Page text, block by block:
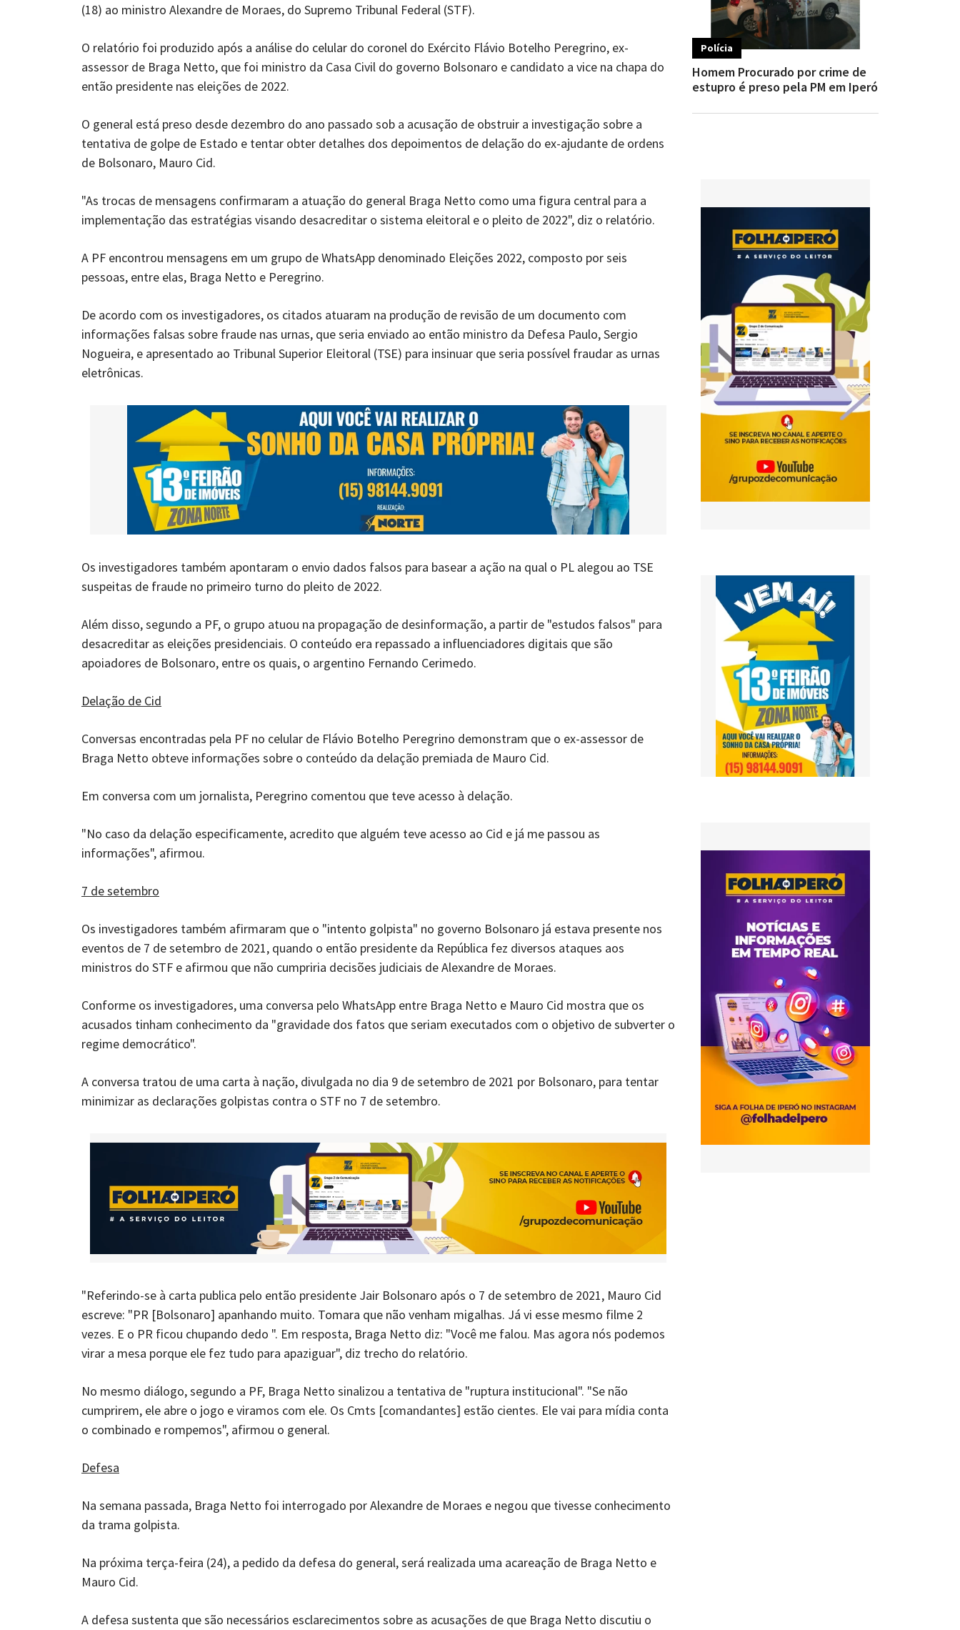
(18) ao ministro Alexandre de Moraes, do Supremo Tribunal Federal (STF).
O relatório foi produzido após a análise do celular do coronel do Exército Flávio Botelho Peregrino, ex-
assessor de Braga Netto, que foi ministro da Casa Civil do governo Bolsonaro e candidato a vice na chapa do
então presidente nas eleições de 2022.
O general está preso desde dezembro do ano passado sob a acusação de obstruir a investigação sobre a
tentativa de golpe de Estado e tentar obter detalhes dos depoimentos de delação do ex-ajudante de ordens
de Bolsonaro, Mauro Cid.
"As trocas de mensagens confirmaram a atuação do general Braga Netto como uma figura central para a
implementação das estratégias visando desacreditar o sistema eleitoral e o pleito de 2022", diz o relatório.
A PF encontrou mensagens em um grupo de WhatsApp denominado Eleições 2022, composto por seis
pessoas, entre elas, Braga Netto e Peregrino.
De acordo com os investigadores, os citados atuaram na produção de revisão de um documento com
informações falsas sobre fraude nas urnas, que seria enviado ao então ministro da Defesa Paulo, Sergio
Nogueira, e apresentado ao Tribunal Superior Eleitoral (TSE) para insinuar que seria possível fraudar as urnas
eletrônicas.
Os investigadores também apontaram o envio dados falsos para basear a ação na qual o PL alegou ao TSE
suspeitas de fraude no primeiro turno do pleito de 2022.
Além disso, segundo a PF, o grupo atuou na propagação de desinformação, a partir de "estudos falsos" para
desacreditar as eleições presidenciais. O conteúdo era repassado a influenciadores digitais que são
apoiadores de Bolsonaro, entre os quais, o argentino Fernando Cerimedo.
Delação de Cid
Conversas encontradas pela PF no celular de Flávio Botelho Peregrino demonstram que o ex-assessor de
Braga Netto obteve informações sobre o conteúdo da delação premiada de Mauro Cid.
Em conversa com um jornalista, Peregrino comentou que teve acesso à delação.
"No caso da delação especificamente, acredito que alguém teve acesso ao Cid e já me passou as
informações", afirmou.
7 de setembro
Os investigadores também afirmaram que o "intento golpista" no governo Bolsonaro já estava presente nos
eventos de 7 de setembro de 2021, quando o então presidente da República fez diversos ataques aos
ministros do STF e afirmou que não cumpriria decisões judiciais de Alexandre de Moraes.
Conforme os investigadores, uma conversa pelo WhatsApp entre Braga Netto e Mauro Cid mostra que os
acusados tinham conhecimento da "gravidade dos fatos que seriam executados com o objetivo de subverter o
regime democrático".
A conversa tratou de uma carta à nação, divulgada no dia 9 de setembro de 2021 por Bolsonaro, para tentar
minimizar as declarações golpistas contra o STF no 7 de setembro.
"Referindo-se à carta publica pelo então presidente Jair Bolsonaro após o 7 de setembro de 2021, Mauro Cid
escreve: "PR [Bolsonaro] apanhando muito. Tomara que não venham migalhas. Já vi esse mesmo filme 2
vezes. E o PR ficou chupando dedo ". Em resposta, Braga Netto diz: "Você me falou. Mas agora nós podemos
virar a mesa porque ele fez tudo para apaziguar", diz trecho do relatório.
No mesmo diálogo, segundo a PF, Braga Netto sinalizou a tentativa de "ruptura institucional". "Se não
cumprirem, ele abre o jogo e viramos com ele. Os Cmts [comandantes] estão cientes. Ele vai para mídia conta
o combinado e rompemos", afirmou o general.
Defesa
Na semana passada, Braga Netto foi interrogado por Alexandre de Moraes e negou que tivesse conhecimento
da trama golpista.
Na próxima terça-feira (24), a pedido da defesa do general, será realizada uma acareação de Braga Netto e
Mauro Cid.
A defesa sustenta que são necessários esclarecimentos sobre as acusações de que Braga Netto discutiu o
Polícia
Homem Procurado por crime de
estupro é preso pela PM em Iperó